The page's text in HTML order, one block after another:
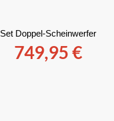
Set Doppel-Scheinwerfer
749,95€